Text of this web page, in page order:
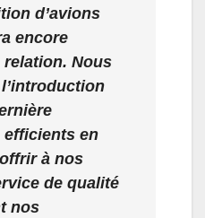
d’avions
encore
Nous
efficients en
à nos
de qualité
nos